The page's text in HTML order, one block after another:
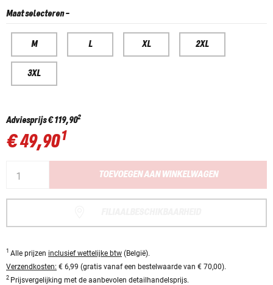
Maat selecteren-
M L XL 2XL
3XL
Adviesprijs€ 119,902
€ 49,901
TOEVOEGEN AAN WINKELWAGEN
1 Alle prijzen inclusief wettelijke btw (België).
Verzendkosten: € 6,99 (gratis vanaf een bestelwaarde van € 70,00).
2 Prijsvergelijking met de aanbevolen detailhandelsprijs.